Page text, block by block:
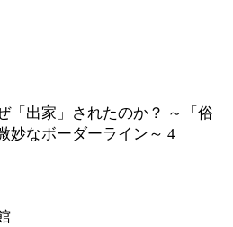
「出家」されたのか？ ～「俗
妙なボーダーライン～ 4